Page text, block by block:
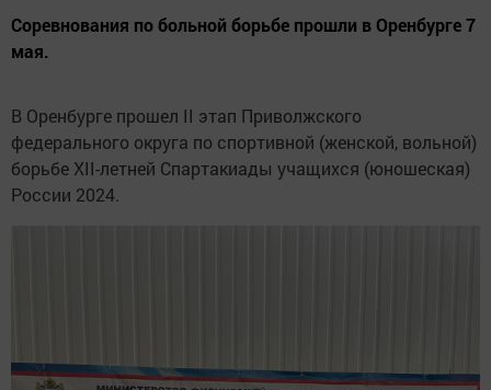
Соревнования по больной борьбе прошли в Оренбурге 7
мая.
В Оренбурге прошел II этап Приволжского
федерального округа по спортивной (женской, вольной)
борьбе XII-летней Спартакиады учащихся (юношеская)
России 2024.